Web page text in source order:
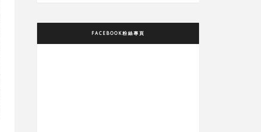
FACEBOOK粉絲專頁